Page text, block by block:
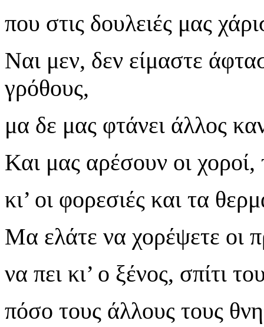
που στις δουλειές μας
Ναι μεν, δεν είμαστε
γρόθους,
μα δε μας φτάνει άλλος
Και μας αρέσουν οι χοροί,
κι’ οι φορεσιές και τα
Μα ελάτε να χορέψετε οι
να πει κι’ ο ξένος, σπίτι
πόσο τους άλλους τους